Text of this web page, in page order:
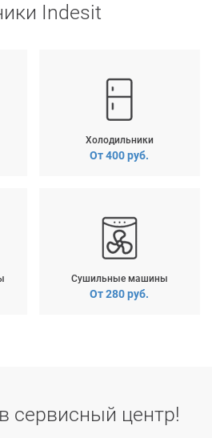
Indesit
Холодильники
От 400 руб.
Сушильные машины
От 280 руб.
сервисный центр!